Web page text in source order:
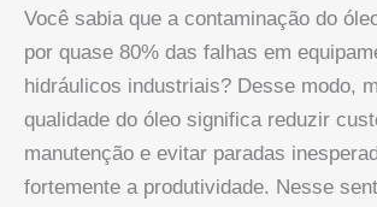
Você sabia que a contaminação do
por quase 80% das falhas em
hidráulicos industriais? Desse modo,
qualidade do óleo significa reduzir
manutenção e evitar paradas
fortemente a produtividade. Nesse